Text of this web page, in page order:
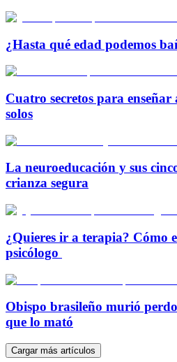
¿Hasta qué edad podemos
Cuatro secretos para
solos
La neuroeducación y sus
crianza segura
¿Quieres ir a terapia? Cómo
psicólogo
Obispo brasileño murió
que lo mató
Cargar más artículos